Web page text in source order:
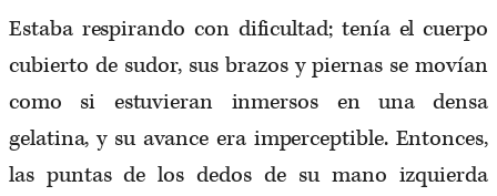
Estaba respirando con dificultad; tenía el cuerpo
cubierto de sudor, sus brazos y piernas se movían
como si estuvieran inmersos en una densa
gelatina, y su avance era imperceptible. Entonces,
las puntas de los dedos de su mano izquierda